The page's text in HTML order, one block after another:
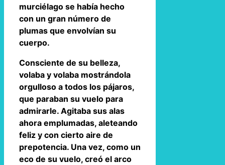
murciélago se había hecho
con un gran número de
plumas que envolvían su
cuerpo.
Consciente de su belleza,
volaba y volaba mostrándola
orgulloso a todos los pájaros,
que paraban su vuelo para
admirarle. Agitaba sus alas
ahora emplumadas, aleteando
feliz y con cierto aire de
prepotencia. Una vez, como un
eco de su vuelo, creó el arco